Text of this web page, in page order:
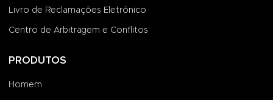
Livro de Reclamações Eletrónico
Centro de Arbitragem e Conflitos
PRODUTOS
Homem